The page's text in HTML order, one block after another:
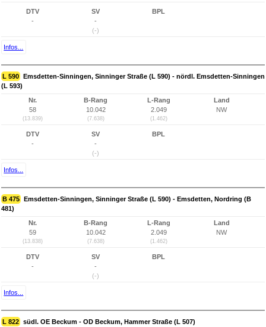
DTV
-
SV
-
(-)
BPL
Infos...
L 590 Emsdetten-Sinningen, Sinninger Straße (L 590) - nördl. Emsdetten-Sinningen
(L 593)
Nr.
58
(13.839)
B-Rang
10.042
(7.638)
L-Rang
2.049
(1.462)
Land
NW
DTV
-
SV
-
(-)
BPL
Infos...
B 475 Emsdetten-Sinningen, Sinninger Straße (L 590) - Emsdetten, Nordring (B
481)
Nr.
59
(13.838)
B-Rang
10.042
(7.638)
L-Rang
2.049
(1.462)
Land
NW
DTV
-
SV
-
(-)
BPL
Infos...
L 822 südl. OE Beckum - OD Beckum, Hammer Straße (L 507)